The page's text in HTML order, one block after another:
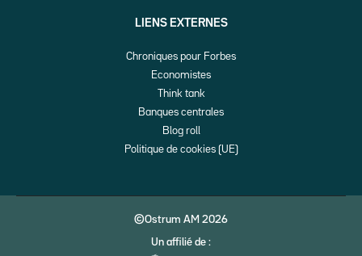
LIENS EXTERNES
Chroniques pour Forbes
Economistes
Think tank
Banques centrales
Blog roll
Politique de cookies (UE)
©Ostrum AM 2026
Un affilié de :